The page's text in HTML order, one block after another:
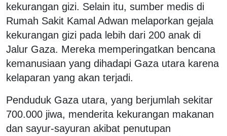
kekurangan gizi. Selain itu, sumber medis di
Rumah Sakit Kamal Adwan melaporkan gejala
kekurangan gizi pada lebih dari 200 anak di
Jalur Gaza. Mereka memperingatkan bencana
kemanusiaan yang dihadapi Gaza utara karena
kelaparan yang akan terjadi.
Penduduk Gaza utara, yang berjumlah sekitar
700.000 jiwa, menderita kekurangan makanan
dan sayur-sayuran akibat penutupan